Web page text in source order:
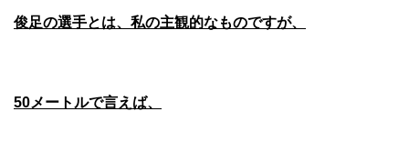
俊足の選手とは、私の主観的なものですが、
50メートルで言えば、